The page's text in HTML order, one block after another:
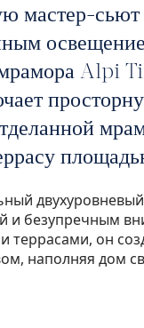
мастер-сьют
Alpi
и безупречным
террасами, он
наполняя дом